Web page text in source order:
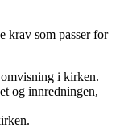
krav som passer for
i kirken.
og innredningen,